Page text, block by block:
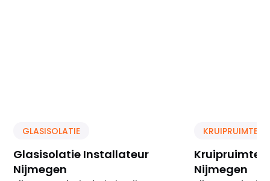
GLASISOLATIE
Glasisolatie Installateur
Nijmegen
KRUIPRUIMTE
Kruipruimte
Nijmegen